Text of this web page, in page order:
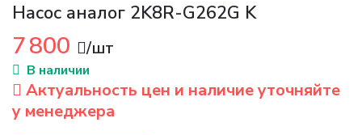
Насос аналог 2K8R-G262G K
7 800 /шт
В наличии
Актуальность цен и наличие уточняйте
у менеджера